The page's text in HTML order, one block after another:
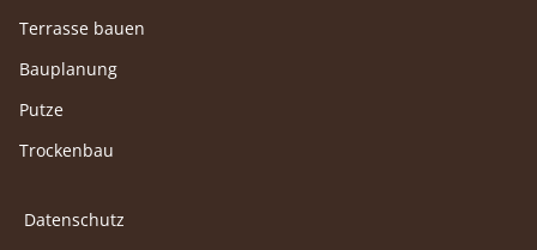
Terrasse bauen
Bauplanung
Putze
Trockenbau
Datenschutz